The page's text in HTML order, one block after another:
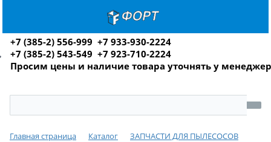
+7 (385-2) 556-999 +7 933-930-2224
+7 (385-2) 543-549 +7 923-710-2224
Просим цены и наличие товара уточнять у
Главная страница Каталог
ЗАПЧАСТИ ДЛЯ ПЫЛЕСОСОВ